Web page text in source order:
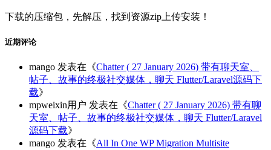
下载的压缩包，先解压，找到资源zip上传安装！
近期评论
mango 发表在《Chatter ( 27 January 2026) 带有聊天室、
帖子、故事的终极社交媒体，聊天 Flutter/Laravel源码下
载》
mpweixin用户 发表在《Chatter ( 27 January 2026) 带有聊
天室、帖子、故事的终极社交媒体，聊天 Flutter/Laravel
源码下载》
mango 发表在《All In One WP Migration Multisite